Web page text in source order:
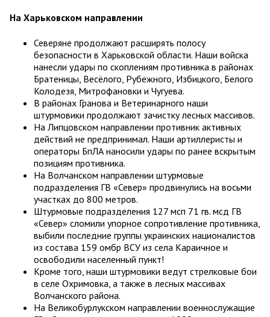
На Харьковском направлении
Северяне продолжают расширять полосу
безопасности в Харьковской области. Наши войска
нанесли удары по скоплениям противника в районах
Братеницы, Весёлого, Рубежного, Избицкого, Белого
Колодезя, Митрофановки и Чугуева.
В районах Гранова и Ветеринарного наши
штурмовики продолжают зачистку лесных массивов.
На Липцовском направлении противник активных
действий не предпринимал. Наши артиллеристы и
операторы БпЛА наносили удары по ранее вскрытым
позициям противника.
На Волчанском направлении штурмовые
подразделения ГВ «Север» продвинулись на восьми
участках до 800 метров.
Штурмовые подразделения 127 мсп 71 гв. мсд ГВ
«Север» сломили упорное сопротивление противника,
выбили последние группы украинских националистов
из состава 159 омбр ВСУ из села Караичное и
освободили населенный пункт!
Кроме того, наши штурмовики ведут стрелковые бои
в селе Охримовка, а также в лесных массивах
Волчанского района.
На Великобурлукском направлении военнослужащие